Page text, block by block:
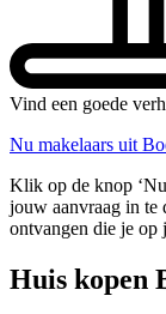
Vind een goede
Nu makelaars uit
Klik op de knop
jouw aanvraag in te
ontvangen die je op
Huis kopen